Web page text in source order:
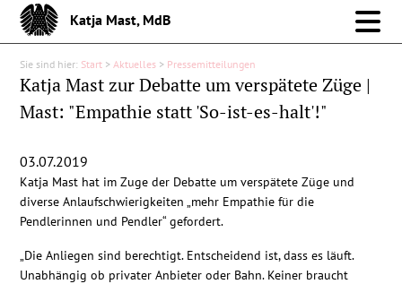
Katja Mast, MdB
Meine Arbeit im Bund
Meine Arbeit vor Ort
Über mich
Aktuelles
Pressemitteilungen
Sie sind hier: Start > Aktuelles > Pressemitteilungen
Katja Mast zur Debatte um verspätete Züge |
Mast: "Empathie statt 'So-ist-es-halt'!"
03.07.2019
Katja Mast hat im Zuge der Debatte um verspätete Züge und
diverse Anlaufschwierigkeiten „mehr Empathie für die
Pendlerinnen und Pendler“ gefordert.
„Die Anliegen sind berechtigt. Entscheidend ist, dass es läuft.
Unabhängig ob privater Anbieter oder Bahn. Keiner braucht